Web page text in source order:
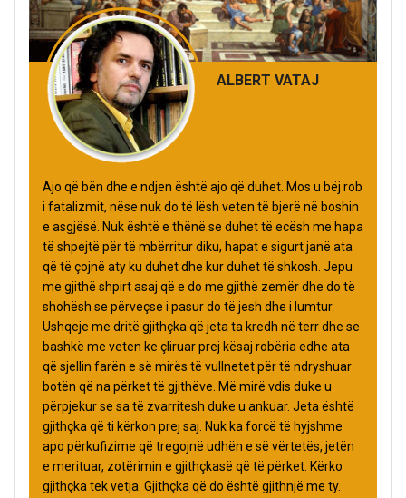
ALBERT VATAJ
Ajo që bën dhe e ndjen është ajo që duhet. Mos u bëj rob
i fatalizmit, nëse nuk do të lësh veten të bjerë në boshin
e asgjësë. Nuk është e thënë se duhet të ecësh me hapa
të shpejtë për të mbërritur diku, hapat e sigurt janë ata
që të çojnë aty ku duhet dhe kur duhet të shkosh. Jepu
me gjithë shpirt asaj që e do me gjithë zemër dhe do të
shohësh se përveçse i pasur do të jesh dhe i lumtur.
Ushqeje me dritë gjithçka që jeta ta kredh në terr dhe se
bashkë me veten ke çliruar prej kësaj robëria edhe ata
që sjellin farën e së mirës të vullnetet për të ndryshuar
botën që na përket të gjithëve. Më mirë vdis duke u
përpjekur se sa të zvarritesh duke u ankuar. Jeta është
gjithçka që ti kërkon prej saj. Nuk ka forcë të hyjshme
apo përkufizime që tregojnë udhën e së vërtetës, jetën
e merituar, zotërimin e gjithçkasë që të përket. Kërko
gjithçka tek vetja. Gjithçka që do është gjithnjë me ty.